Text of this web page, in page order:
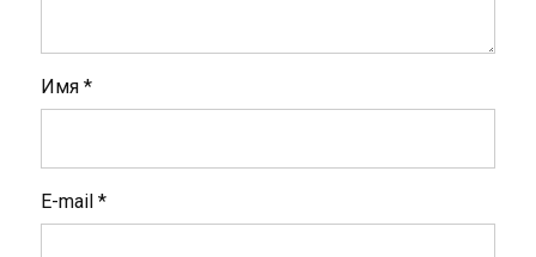
Имя *
E-mail *